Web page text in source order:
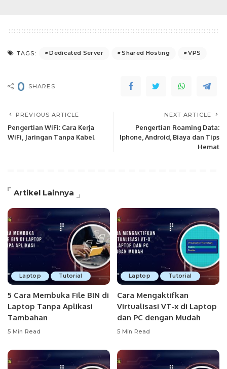
TAGS: Dedicated Server Shared Hosting VPS
0 SHARES
PREVIOUS ARTICLE
Pengertian WiFi: Cara Kerja
WiFi, Jaringan Tanpa Kabel
NEXT ARTICLE
Pengertian Roaming Data:
Iphone, Android, Biaya dan Tips
Hemat
Artikel Lainnya
Laptop Tutorial
5 Cara Membuka File BIN di
Laptop Tanpa Aplikasi
Tambahan
5 Min Read
Laptop Tutorial
Cara Mengaktifkan
Virtualisasi VT-x di Laptop
dan PC dengan Mudah
5 Min Read